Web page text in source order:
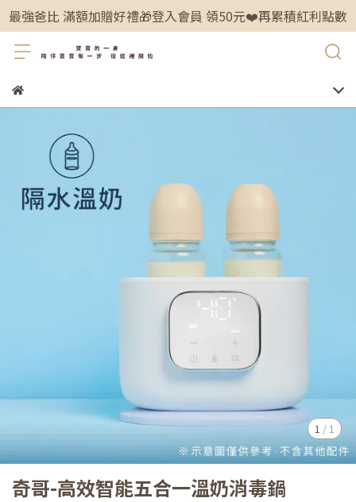
最強爸比 滿額加贈好禮🎁登入會員 領50元❤️再累積紅利點數
1 / 1
奇哥-高效智能五合一溫奶消毒鍋